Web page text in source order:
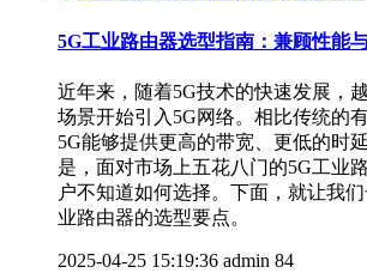
5G工业路由器选型指南：兼顾性能
近年来，随着5G技术的快速发展，
场景开始引入5G网络。相比传统的
5G能够提供更高的带宽、更低的时
是，面对市场上五花八门的5G工业
户不知道如何选择。下面，就让我
业路由器的选型要点。
2025-04-25 15:19:36 admin 84